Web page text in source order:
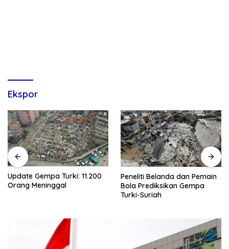
Ekspor
Update Gempa Turki: 11.200
Orang Meninggal
Peneliti Belanda dan Pemain
Bola Prediksikan Gempa
Turki-Suriah